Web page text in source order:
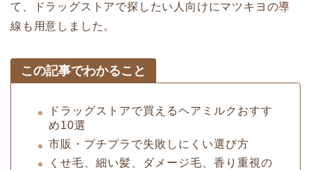
て、ドラッグストアで探したい人向けにマツキヨの導
線も用意しました。
この記事でわかること
ドラッグストアで買えるヘアミルクおすす
め10選
市販・プチプラで失敗しにくい選び方
くせ毛、細い髪、ダメージ毛、香り重視の